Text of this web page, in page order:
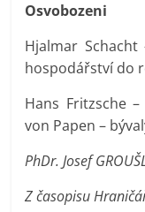
Osvobozeni
Hjalmar
hospodářství do
Hans Fritzsche
von Papen –
PhDr. Josef
Z časopisu